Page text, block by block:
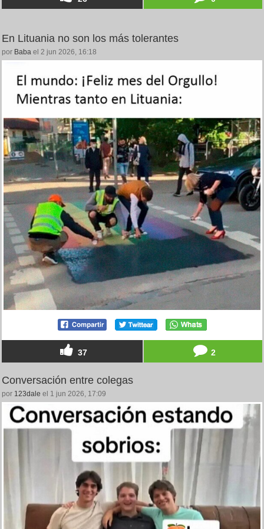
En Lituania no son los más tolerantes
por Baba el 2 jun 2026, 16:18
37 2
Conversación entre colegas
por 123dale el 1 jun 2026, 17:09